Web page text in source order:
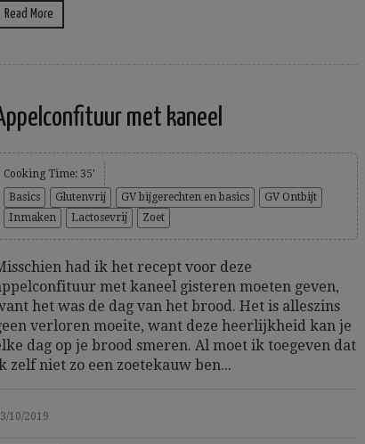
Read More
met kaneel
Cooking Time: 35'
Basics
Glutenvrij GV bijgerechten en basics
GV Ontbijt
Inmaken
Lactosevrij Zoet
had ik het recept voor deze
met kaneel gisteren moeten geven,
het was de dag van het brood. Het is alleszins
verloren moeite, want deze heerlijkheid kan je
dag op je brood smeren. Al moet ik toegeven dat
zelf niet zo een zoetekauw ben...
10/2019